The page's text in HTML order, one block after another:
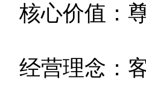
核心价值：
经营理念：